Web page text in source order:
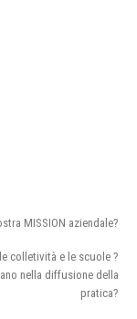
MISSION aziendale?
colletività e le scuole ?
nella diffusione della
pratica?